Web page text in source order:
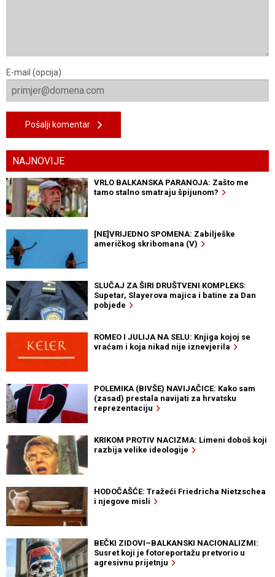
E-mail (opcija)
Pošalji komentar
NAJNOVIJE
VRLO BALKANSKA PARANOJA: Zašto me
tamo stalno smatraju špijunom?
[NE]VRIJEDNO SPOMENA: Zabilješke
američkog skribomana (V)
SLUČAJ ZA ŠIRI DRUŠTVENI KOMPLEKS:
Supetar, Slayerova majica i batine za Dan
pobjede
ROMEO I JULIJA NA SELU: Knjiga kojoj se
vraćam i koja nikad nije iznevjerila
POLEMIKA (BIVŠE) NAVIJAČICE: Kako sam
(zasad) prestala navijati za hrvatsku
reprezentaciju
KRIKOM PROTIV NACIZMA: Limeni doboš koji
razbija velike ideologije
HODOČAŠĆE: Tražeći Friedricha Nietzschea
i njegove misli
BEČKI ZIDOVI–BALKANSKI NACIONALIZMI:
Susret koji je fotoreportažu pretvorio u
agresivnu prijetnju